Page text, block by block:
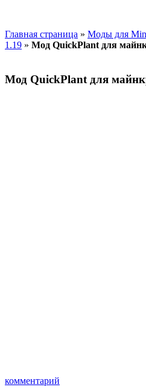
Главная страница » Моды для
1.19 » Мод QuickPlant для
Мод QuickPlant для
комментарий